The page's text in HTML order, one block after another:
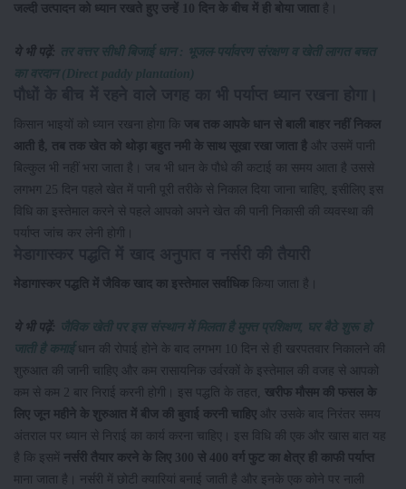
जल्दी उत्पादन को ध्यान रखते हुए उन्हें 10 दिन के बीच में ही बोया जाता है।
ये भी पढ़ें: तर वत्तर सीधी बिजाई धान : भूजल-पर्यावरण संरक्षण व खेती लागत बचत
का वरदान (Direct paddy plantation)
किसान भाइयों को ध्यान रखना होगा कि जब तक आपके धान से बाली बाहर नहीं निकल
आती है, तब तक खेत को थोड़ा बहुत नमी के साथ सूखा रखा जाता है और उसमें पानी
बिल्कुल भी नहीं भरा जाता है। जब भी धान के पौधे की कटाई का समय आता है उससे
लगभग 25 दिन पहले खेत में पानी पूरी तरीके से निकाल दिया जाना चाहिए, इसीलिए इस
विधि का इस्तेमाल करने से पहले आपको अपने खेत की पानी निकासी की व्यवस्था की
पर्याप्त जांच कर लेनी होगी।
मेडागास्कर पद्धति में जैविक खाद का इस्तेमाल सर्वाधिककिया जाता है।
ये भी पढ़ें: जैविक खेती पर इस संस्थान में मिलता है मुफ्त प्रशिक्षण, घर बैठे शुरू हो
जाती है कमाईधान की रोपाई होने के बाद लगभग 10 दिन से ही खरपतवार निकालने की
शुरुआत की जानी चाहिए और कम रासायनिक उर्वरकों के इस्तेमाल की वजह से आपको
कम से कम 2 बार निराई करनी होगी। इस पद्धति के तहत, खरीफ मौसम की फसल के
लिए जून महीने के शुरुआत में बीज की बुवाई करनी चाहिए और उसके बाद निरंतर समय
अंतराल पर ध्यान से निराई का कार्य करना चाहिए। इस विधि की एक और खास बात यह
है कि इसमें नर्सरी तैयार करने के लिए 300 से 400 वर्ग फुट का क्षेत्र ही काफी पर्याप्त
माना जाता है। नर्सरी में छोटी क्यारियां बनाई जाती है और इनके एक कोने पर नाली